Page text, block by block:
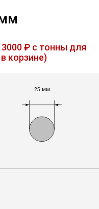
₽ с тонны для
корзине)
25 мм